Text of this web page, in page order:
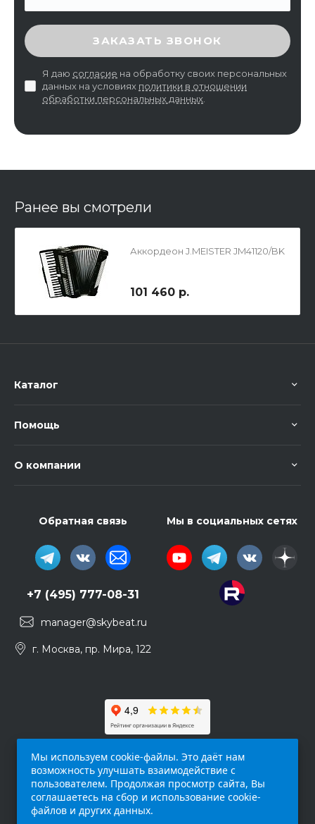
ВВЕДИТЕ ПРОВЕРОЧНЫЙ КОД
ЗАКАЗАТЬ ЗВОНОК
Я даю согласие на обработку своих персональных
данных на условиях политики в отношении
обработки персональных данных
Ранее вы смотрели
Аккордеон J.MEISTER JM41120/BK
101 460 р.
Каталог
Помощь
О компании
Обратная связь
+7 (495) 777-08-31
manager@skybeat.ru
г. Москва, пр. Мира, 122
Мы в социальных сетях
Мы используем cookie-файлы. Это даёт нам
возможность улучшать взаимодействие с
пользователем. Продолжая просмотр сайта, Вы
соглашаетесь на сбор и использование cookie-
файлов и других данных.